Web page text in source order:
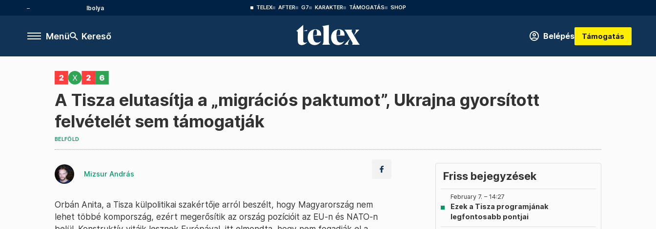
Ibolya TELEX AFTER G7 KARAKTER TÁMOGATÁS SHOP
Menü Kereső Belépés Támogatás
A Tisza elutasítja a „migrációs paktumot”, Ukrajna gyorsított
felvételét sem támogatják
BELFÖLD
Mizsur András
Orbán Anita, a Tisza külpolitikai szakértője arról beszélt, hogy Magyarország nem
lehet többé kompország, ezért megerősítik az ország pozícióit az EU-n és NATO-n
Friss bejegyzések
February 7. – 14:27
Ezek a Tisza programjának
legfontosabb pontjai